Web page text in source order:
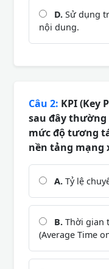
D. Sử dụng
nội dung.
Câu 2: KPI (Key
sau đây
mức độ tương
nền tảng mạng
A. Tỷ lệ
B. Thời gian
(Average Time